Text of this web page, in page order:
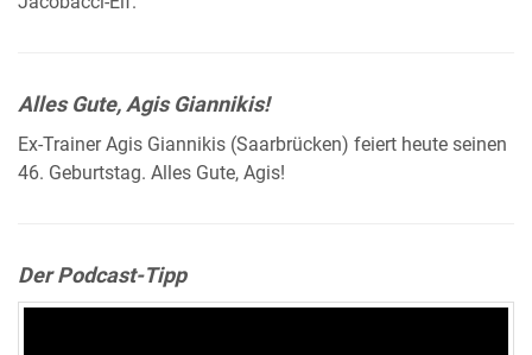
Alles Gute, Agis Giannikis!
Ex-Trainer Agis Giannikis (Saarbrücken) feiert heute seinen
46. Geburtstag. Alles Gute, Agis!
Der Podcast-Tipp